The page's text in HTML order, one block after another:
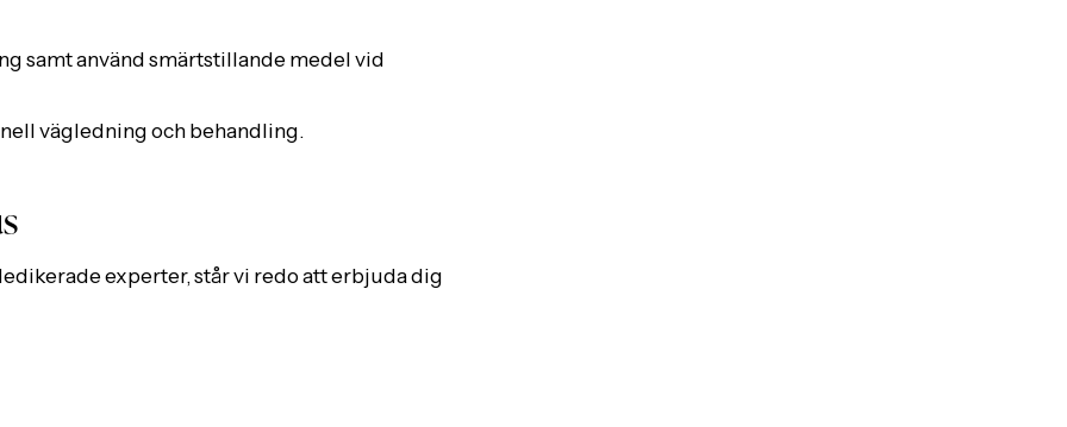
samt använd smärtstillande medel vid
vägledning och behandling.
experter, står vi redo att erbjuda dig